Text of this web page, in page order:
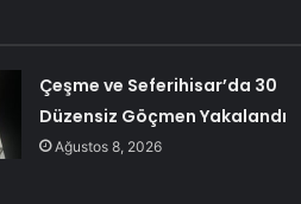
Çeşme ve Seferihisar’da 30
Düzensiz Göçmen Yakalandı
Ağustos 8, 2026